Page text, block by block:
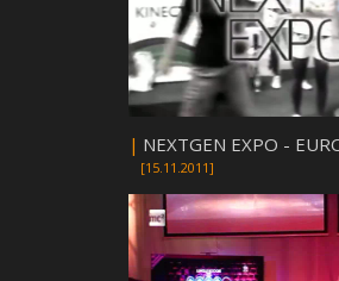
| NEXTGEN EXPO -
[15.11.2011]